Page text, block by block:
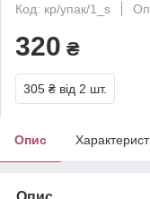
Код: кр/упак/1_s
320 ₴
305 ₴ від 2 шт.
Опис